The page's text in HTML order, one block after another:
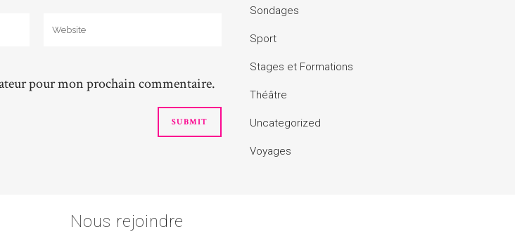
pour mon prochain commentaire.
Sondages
Sport
Stages et Formations
Théâtre
Uncategorized
Voyages
Nous rejoindre